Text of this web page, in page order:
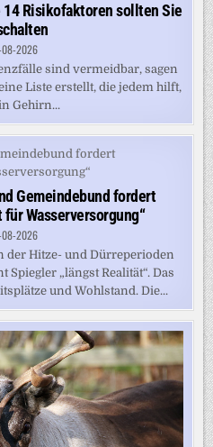
14 Risikofaktoren sollten Sie
2026
sind vermeidbar, sagen
Liste erstellt, die jedem hilft,
Gehirn...
Gemeindebund fordert
Wasserversorgung“
2026
der Hitze- und Dürreperioden
„längst Realität“. Das
und Wohlstand. Die...